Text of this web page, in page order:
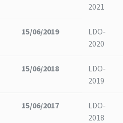
2021
15/06/2019
LDO-
2020
15/06/2018
LDO-
2019
15/06/2017
LDO-
2018